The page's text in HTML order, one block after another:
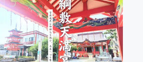
テクノロジー・ガジェット
映像・映画